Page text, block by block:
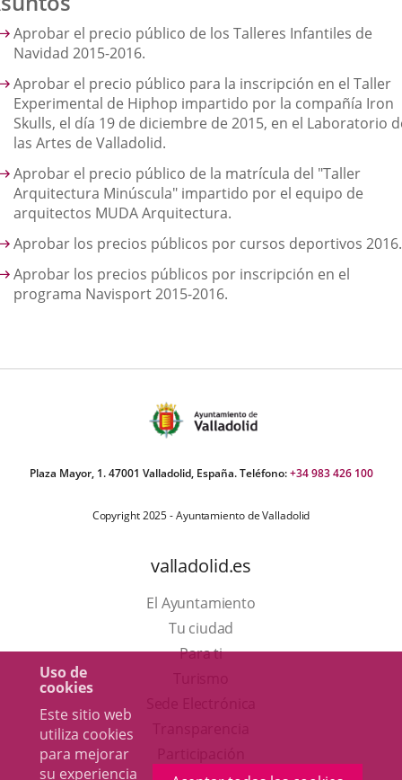
Uso de
cookies
Este sitio web
utiliza cookies
para mejorar
su experiencia
Aprobar el precio público de los Talleres Infantiles de
Navidad 2015-2016.
Aprobar el precio público para la inscripción en el Taller
Experimental de Hiphop impartido por la compañía Iron
Skulls, el día 19 de diciembre de 2015, en el Laboratorio
las Artes de Valladolid.
Aprobar el precio público de la matrícula del "Taller
Arquitectura Minúscula" impartido por el equipo de
arquitectos MUDA Arquitectura.
Aprobar los precios públicos por cursos deportivos 2016.
Aprobar los precios públicos por inscripción en el
programa Navisport 2015-2016.
Plaza Mayor, 1. 47001 Valladolid, España. Teléfono:+34 983 426 100
Copyright 2025 - Ayuntamiento de Valladolid
valladolid.es
El Ayuntamiento
Tu ciudad
Para ti